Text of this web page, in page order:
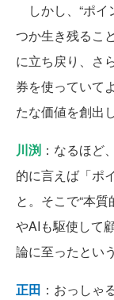
しかし、“ポイ
つか生き残るこ
に立ち戻り、さ
券を使っていて
たな価値を創出
川渕 ：なるほど
的に言えば「ポ
と。そこで“本
やAIも駆使して
論に至ったとい
正田 ：おっしゃ